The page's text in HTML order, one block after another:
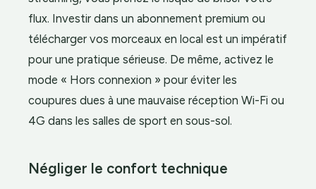
flux. Investir dans un abonnement premium ou
télécharger vos morceaux en local est un impératif
pour une pratique sérieuse. De même, activez le
mode « Hors connexion » pour éviter les
coupures dues à une mauvaise réception Wi-Fi ou
4G dans les salles de sport en sous-sol.
Négliger le confort technique